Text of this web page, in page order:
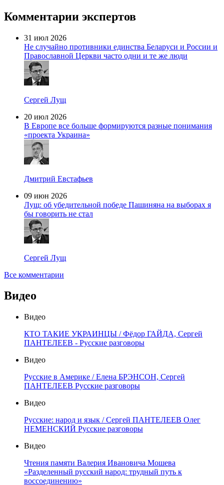
Комментарии экспертов
31 июл 2026
Не случайно противники единства Беларуси и России и
Православной Церкви часто одни и те же люди
Сергей Лущ
20 июл 2026
В Европе все больше формируются разные понимания
«проекта Украина»
Дмитрий Евстафьев
09 июн 2026
Лущ: об убедительной победе Пашиняна на выборах я
бы говорить не стал
Сергей Лущ
Все комментарии
Видео
Видео
КТО ТАКИЕ УКРАИНЦЫ / Фёдор ГАЙДА, Сергей
ПАНТЕЛЕЕВ - Русские разговоры
Видео
Русские в Америке / Елена БРЭНСОН, Сергей
ПАНТЕЛЕЕВ Русские разговоры
Видео
Русские: народ и язык / Сергей ПАНТЕЛЕЕВ Олег
НЕМЕНСКИЙ Русские разговоры
Видео
Чтения памяти Валерия Ивановича Мошева
«Разделенный русский народ: трудный путь к
воссоединению»